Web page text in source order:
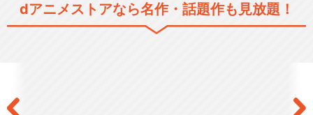
dアニメストアなら名作・話題作も見放題！